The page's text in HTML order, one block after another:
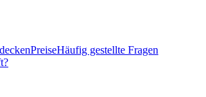
PreiseHäufig gestellte Fragen